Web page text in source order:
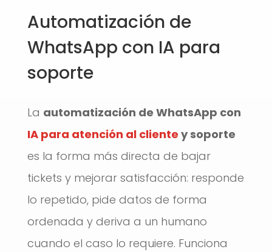
Automatización de
WhatsApp con IA para
soporte
La automatización de WhatsApp con
IA para atención al cliente y soporte
es la forma más directa de bajar
tickets y mejorar satisfacción: responde
lo repetido, pide datos de forma
ordenada y deriva a un humano
cuando el caso lo requiere. Funciona